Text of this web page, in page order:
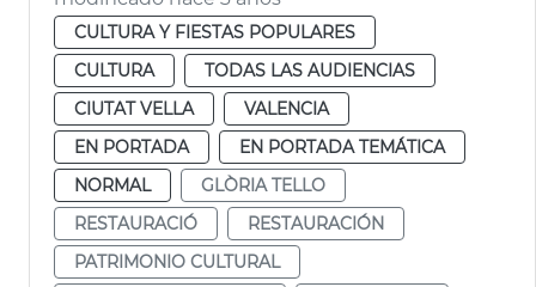
CULTURA Y FIESTAS POPULARES
CULTURA
TODAS LAS AUDIENCIAS
CIUTAT VELLA
VALENCIA
EN PORTADA
EN PORTADA TEMÁTICA
NORMAL
GLÒRIA TELLO
RESTAURACIÓ
RESTAURACIÓN
PATRIMONIO CULTURAL